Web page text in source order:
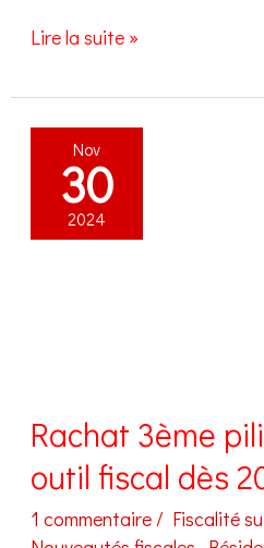
Impôt
majeur
à
Genève
Quels
changements
Lire la suite »
Nov
30
2024
Rachat 3ème
outil fiscal dès
1 commentaire/ Fiscalité